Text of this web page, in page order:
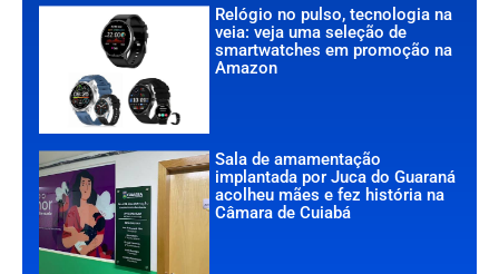
Relógio no pulso, tecnologia na
veia: veja uma seleção de
smartwatches em promoção na
Amazon
Sala de amamentação
implantada por Juca do Guaraná
acolheu mães e fez história na
Câmara de Cuiabá